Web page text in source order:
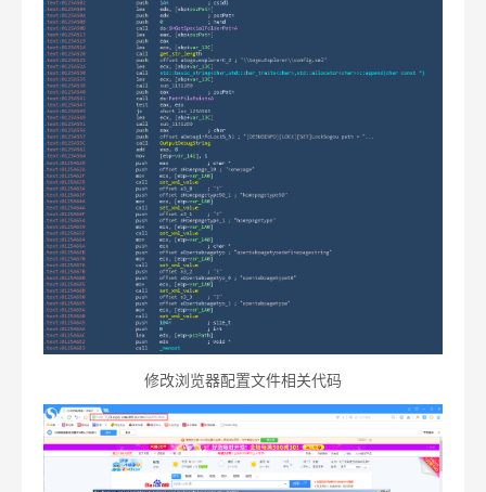
修改浏览器配置文件相关代码